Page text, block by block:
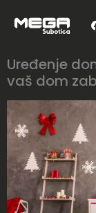
Uređenje
vaš dom